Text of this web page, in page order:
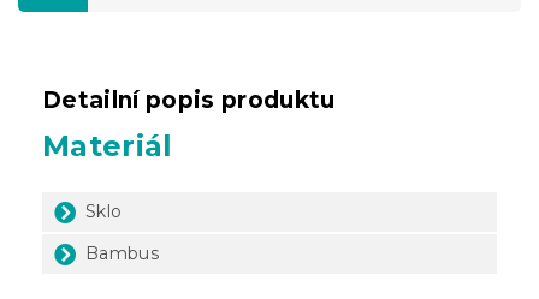
Detailní popis produktu
Materiál
Sklo
Bambus